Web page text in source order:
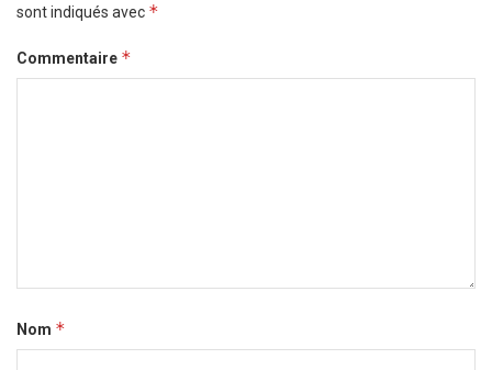
sont indiqués avec *
Commentaire *
Nom *